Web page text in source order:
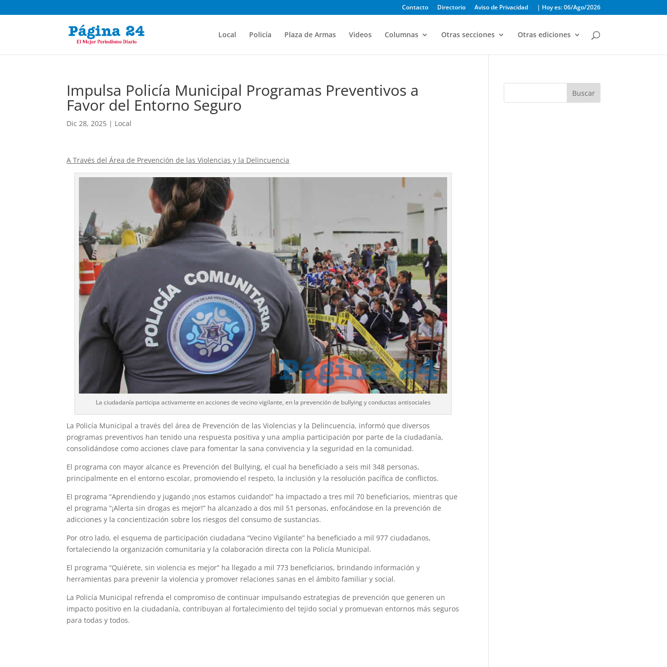
Contacto Directorio Aviso de Privacidad | Hoy es: 06/Ago/2026
Local Policía Plaza de Armas Videos Columnas Otras secciones Otras ediciones
Impulsa Policía Municipal Programas Preventivos a
Favor del Entorno Seguro
Dic 28, 2025 | Local
A Través del Área de Prevención de las Violencias y la Delincuencia
La ciudadanía participa activamente en acciones de vecino vigilante, en la prevención de bullying y conductas antisociales
La Policía Municipal a través del área de Prevención de las Violencias y la Delincuencia, informó que diversos
programas preventivos han tenido una respuesta positiva y una amplia participación por parte de la ciudadanía,
consolidándose como acciones clave para fomentar la sana convivencia y la seguridad en la comunidad.
El programa con mayor alcance es Prevención del Bullying, el cual ha beneficiado a seis mil 348 personas,
principalmente en el entorno escolar, promoviendo el respeto, la inclusión y la resolución pacífica de conflictos.
El programa “Aprendiendo y jugando ¡nos estamos cuidando!” ha impactado a tres mil 70 beneficiarios, mientras que
el programa “¡Alerta sin drogas es mejor!” ha alcanzado a dos mil 51 personas, enfocándose en la prevención de
adicciones y la concientización sobre los riesgos del consumo de sustancias.
Por otro lado, el esquema de participación ciudadana “Vecino Vigilante” ha beneficiado a mil 977 ciudadanos,
fortaleciendo la organización comunitaria y la colaboración directa con la Policía Municipal.
El programa “Quiérete, sin violencia es mejor” ha llegado a mil 773 beneficiarios, brindando información y
herramientas para prevenir la violencia y promover relaciones sanas en el ámbito familiar y social.
La Policía Municipal refrenda el compromiso de continuar impulsando estrategias de prevención que generen un
impacto positivo en la ciudadanía, contribuyan al fortalecimiento del tejido social y promuevan entornos más seguros
para todas y todos.
Buscar